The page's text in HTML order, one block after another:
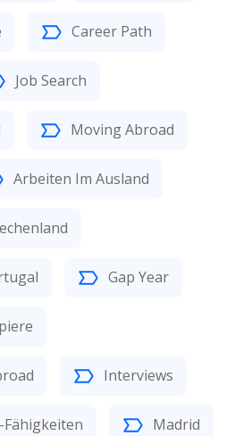
Career Path
Job Search
Moving Abroad
Arbeiten Im Ausland
Gap Year
Interviews
Fähigkeiten Madrid